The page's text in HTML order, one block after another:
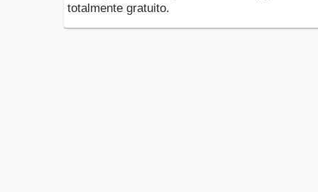
totalmente gratuito.